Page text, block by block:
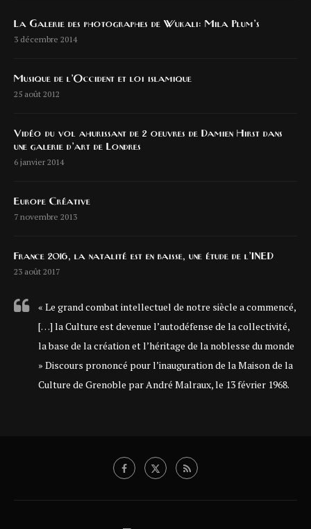
La Galerie des photographes de Wukali: Mila Plum’s
3 décembre 2014
Musique de l’Occident et loi islamique
25 août 2012
Vidéo du vol ahurissant de 2 oeuvres de Damien Hirst dans
une galerie d’art de Londres
6 janvier 2014
Europe Créative
7 novembre 2013
France 2016, la natalité est en baisse, une étude de l’INED
23 août 2017
« Le grand combat intellectuel de notre siècle a commencé,
[…] la Culture est devenue l’autodéfense de la collectivité,
la base de la création et l’héritage de la noblesse du monde
» Discours prononcé pour l’inauguration de la Maison de la
Culture de Grenoble par André Malraux, le 13 février 1968.